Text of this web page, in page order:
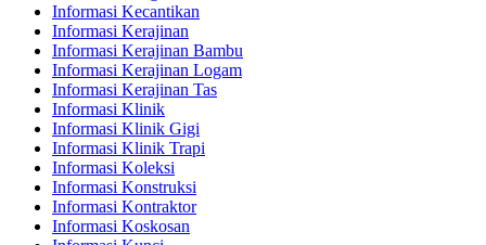
Informasi Kecantikan
Informasi Kerajinan
Informasi Kerajinan Bambu
Informasi Kerajinan Logam
Informasi Kerajinan Tas
Informasi Klinik
Informasi Klinik Gigi
Informasi Klinik Trapi
Informasi Koleksi
Informasi Konstruksi
Informasi Kontraktor
Informasi Koskosan